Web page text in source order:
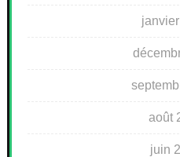
août
juin